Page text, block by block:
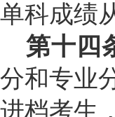
单科成绩
第十四
分和专业
进档考生